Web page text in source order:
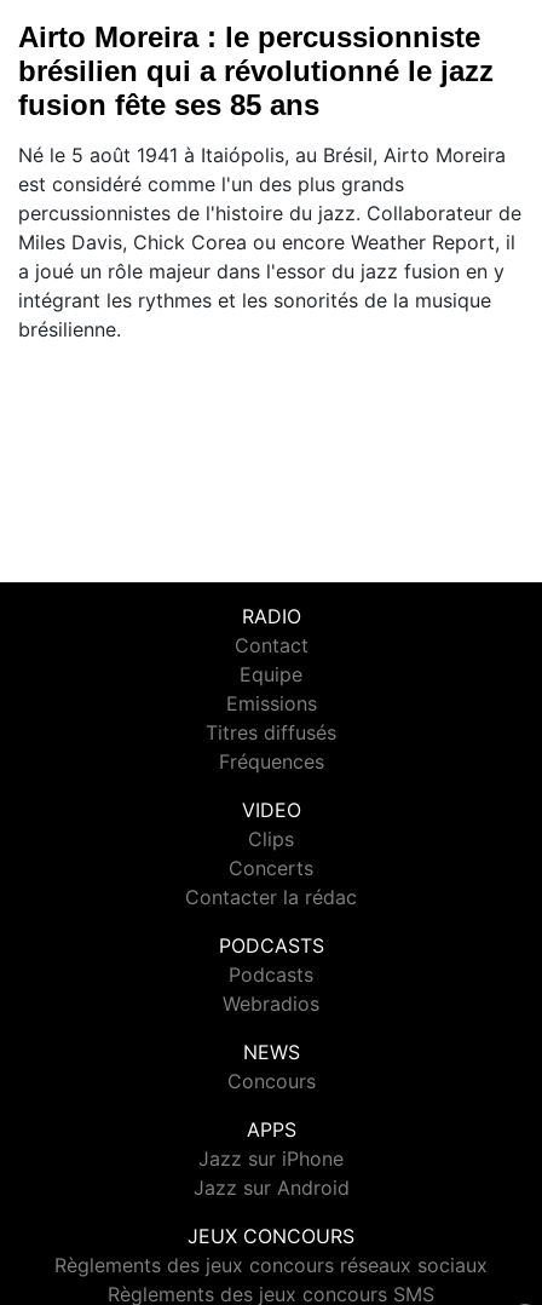
Airto Moreira : le percussionniste
brésilien qui a révolutionné le jazz
fusion fête ses 85 ans
Né le 5 août 1941 à Itaiópolis, au Brésil, Airto Moreira
est considéré comme l'un des plus grands
percussionnistes de l'histoire du jazz. Collaborateur de
Miles Davis, Chick Corea ou encore Weather Report, il
a joué un rôle majeur dans l'essor du jazz fusion en y
intégrant les rythmes et les sonorités de la musique
brésilienne.
RADIO
Contact
Equipe
Emissions
Titres diffusés
Fréquences
VIDEO
Clips
Concerts
Contacter la rédac
PODCASTS
Podcasts
Webradios
NEWS
Concours
APPS
Jazz sur iPhone
Jazz sur Android
JEUX CONCOURS
Règlements des jeux concours réseaux sociaux
Règlements des jeux concours SMS